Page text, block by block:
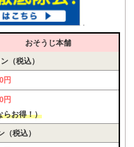
おそうじ本舗
（税込）
円
円
らお得！）
（税込）